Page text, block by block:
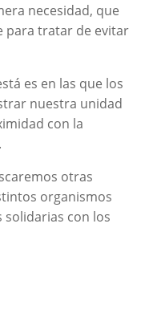
necesidad, que
para tratar de evitar
es en las que los
nuestra unidad
con la
otras
organismos
con los